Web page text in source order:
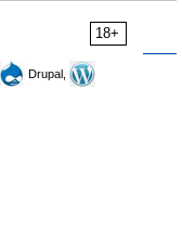
18+
Drupal,